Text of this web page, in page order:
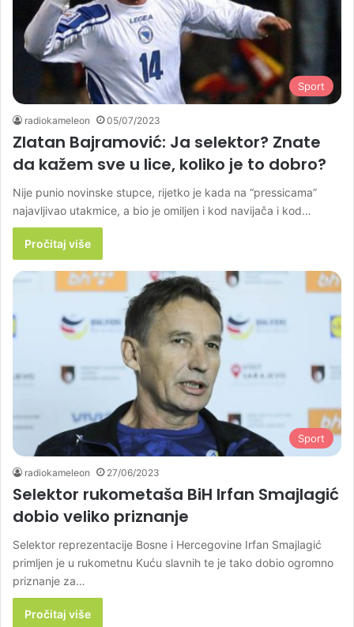
Sport
radiokameleon 05/07/2023
Zlatan Bajramović: Ja selektor? Znate
da kažem sve u lice, koliko je to dobro?
Nije punio novinske stupce, rijetko je kada na “pressicama”
najavljivao utakmice, a bio je omiljen i kod navijača i kod…
Pročitaj više
Sport
radiokameleon 27/06/2023
Selektor rukometaša BiH Irfan Smajlagić
dobio veliko priznanje
Selektor reprezentacije Bosne i Hercegovine Irfan Smajlagić
primljen je u rukometnu Kuću slavnih te je tako dobio ogromno
priznanje za…
Pročitaj više